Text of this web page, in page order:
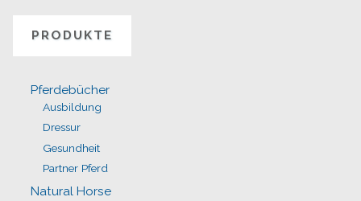
PRODUKTE
Pferdebücher
Ausbildung
Dressur
Gesundheit
Partner Pferd
Natural Horse